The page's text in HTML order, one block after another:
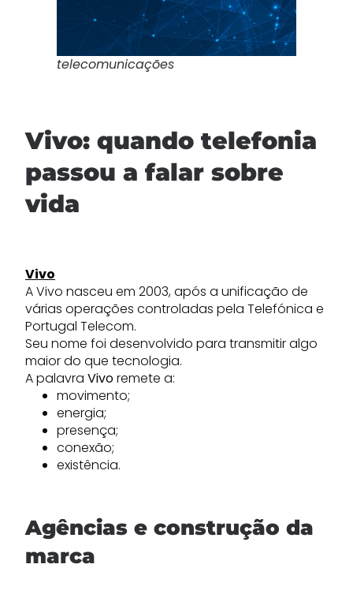
telecomunicações
Vivo: quando telefonia
passou a falar sobre
vida
Vivo
A Vivo nasceu em 2003, após a unificação de
várias operações controladas pela Telefónica e
Portugal Telecom.
Seu nome foi desenvolvido para transmitir algo
maior do que tecnologia.
A palavra Vivoremete a:
movimento;
energia;
presença;
conexão;
existência.
Agências e construção da
marca